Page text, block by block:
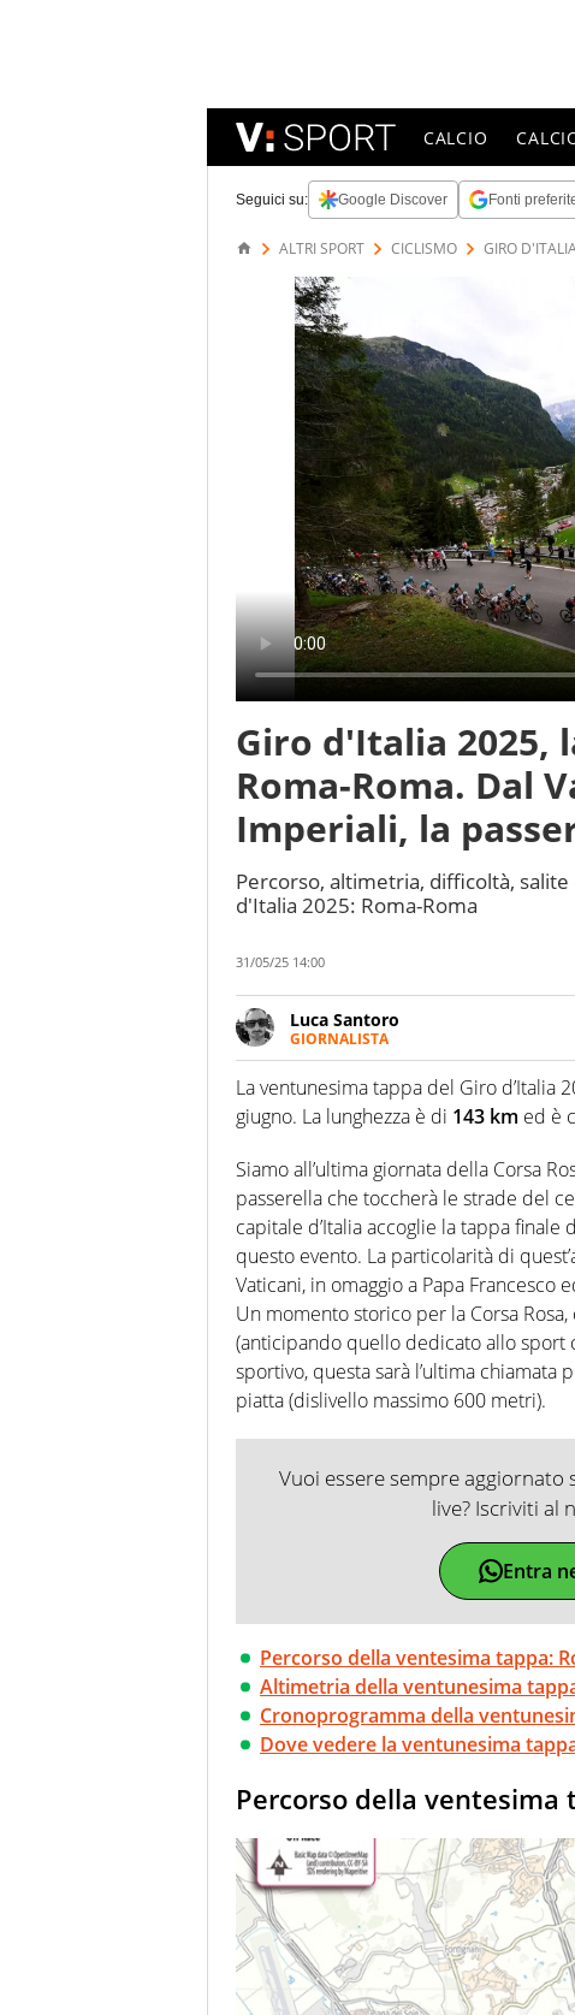
CALCIO
Seguici su: Google Discover Fonti
ALTRI SPORT CICLISMO GIRO
Giro d'Italia 2025,
Roma-Roma. Dal
Imperiali, la
Percorso, altimetria, difficoltà,
d'Italia 2025: Roma-Roma
31/05/25 14:00
Luca Santoro
GIORNALISTA
Esperto di Motorsport ma, più in
anche senza il Motor. Dà il meglio
quattro ruote
La ventunesima tappa del Giro d’Italia
giugno. La lunghezza è di 143 km ed è
Siamo all’ultima giornata della Corsa
passerella che toccherà le strade del
capitale d’Italia accoglie la tappa
questo evento. La particolarità di
Vaticani, in omaggio a Papa Francesco
Un momento storico per la Corsa
(anticipando quello dedicato allo sport
sportivo, questa sarà l’ultima
piatta (dislivello massimo 600 metri).
Vuoi essere sempre
live? Iscriviti al
Entra
Percorso della ventesima tappa:
Altimetria della ventunesima
Cronoprogramma della
Dove vedere la ventunesima
Percorso della ventesima